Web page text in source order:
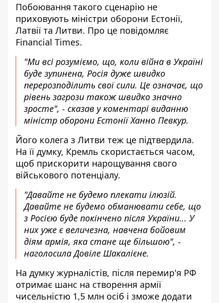
Побоювання такого сценарію не
приховують міністри оборони Естонії,
Латвії та Литви. Про це повідомляє
Financial Times.
"Ми всі розуміємо, що, коли війна в Україні
буде зупинена, Росія дуже швидко
перерозподілить свої сили. Це означає, що
рівень загрози також швидко значно
зросте", - сказав у коментарі виданню
міністр оборони Естонії Ханно Певкур.
Його колега з Литви теж це підтвердила.
На її думку, Кремль скористається часом,
щоб прискорити нарощування свого
військового потенціалу.
"Давайте не будемо плекати ілюзій.
Давайте не будемо обманювати себе, що
з Росією буде покінчено після України... У
них уже є величезна, навчена бойовим
діям армія, яка стане ще більшою", -
наголосила Довіле Шакалієне.
На думку журналістів, після перемир'я РФ
отримає шанс на створення армії
чисельністю 1,5 млн осіб і зможе додати